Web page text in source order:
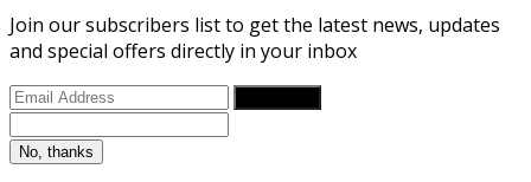
Join our subscribers list to get the latest news, updates
and special offers directly in your inbox
No, thanks